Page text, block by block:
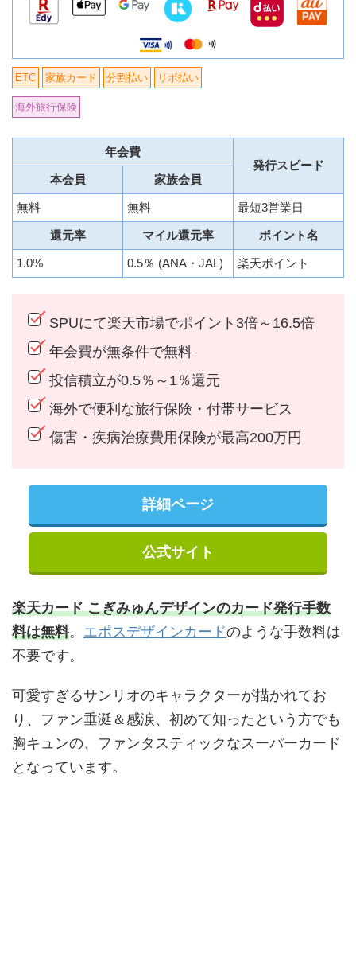
ETC 家族カード 分割払い リボ払い
海外旅行保険
年会費
発行スピード
本会員
家族会員
無料 無料 最短3営業日
還元率 マイル還元率 ポイント名
1.0% 0.5％ (ANA・JAL) 楽天ポイント
SPUにて楽天市場でポイント3倍～16.5倍
年会費が無条件で無料
投信積立が0.5％～1％還元
海外で便利な旅行保険・付帯サービス
傷害・疾病治療費用保険が最高200万円
詳細ページ
公式サイト
楽天カード こぎみゅんデザインのカード発行手数
料は無料。 エポスデザインカードのような手数料は
不要です。
可愛すぎるサンリオのキャラクターが描かれてお
り、ファン垂涎＆感涙、初めて知ったという方でも
胸キュンの、ファンタスティックなスーパーカード
となっています。